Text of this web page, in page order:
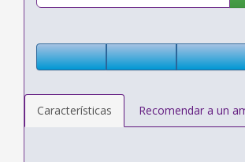
Características Recomendar a un